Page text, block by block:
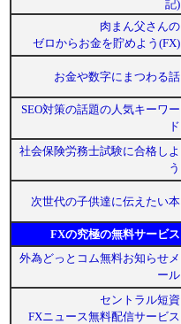
記)
肉まん父さんの
ゼロからお金を貯めよう(FX)
お金や数字にまつわる話
SEO対策の話題の人気キーワー
ド
社会保険労務士試験に合格しよ
う
次世代の子供達に伝えたい本
FXの究極の無料サービス
外為どっとコム無料お知らせメ
ール
セントラル短資
FXニュース無料配信サービス